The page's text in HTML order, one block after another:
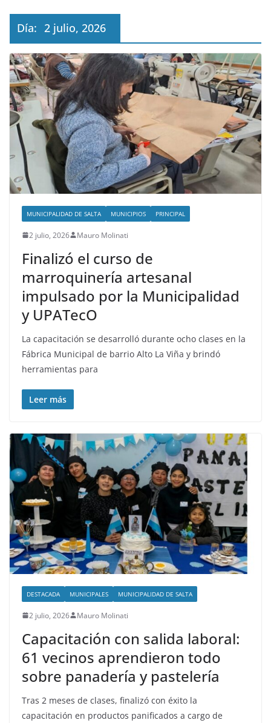
Día: 2 julio, 2026
MUNICIPALIDAD DE SALTA MUNICIPIOS PRINCIPAL
2 julio, 2026 Mauro Molinati
Finalizó el curso de
marroquinería artesanal
impulsado por la Municipalidad
y UPATecO
La capacitación se desarrolló durante ocho clases en la
Fábrica Municipal de barrio Alto La Viña y brindó
herramientas para
Leer más
DESTACADA MUNICIPALES MUNICIPALIDAD DE SALTA
2 julio, 2026 Mauro Molinati
Capacitación con salida laboral:
61 vecinos aprendieron todo
sobre panadería y pastelería
Tras 2 meses de clases, finalizó con éxito la
capacitación en productos panificados a cargo de